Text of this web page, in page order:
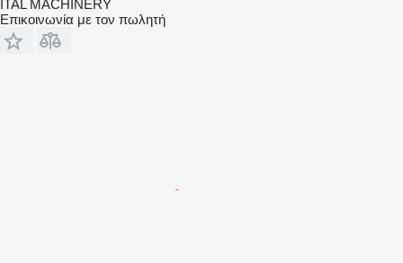
ITAL MACHINERY
Επικοινωνία με τον πωλητή